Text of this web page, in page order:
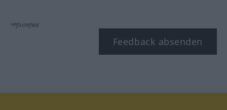
*Pflichtfeld
Feedback absenden